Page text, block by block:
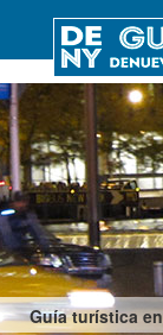
Guía turística